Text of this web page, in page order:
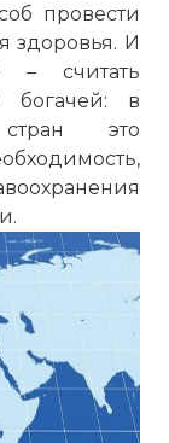
провести
здоровья. И
– считать
богачей: в
это